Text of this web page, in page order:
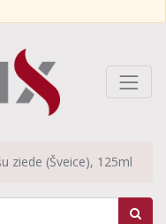
ziede (Šveice), 125ml